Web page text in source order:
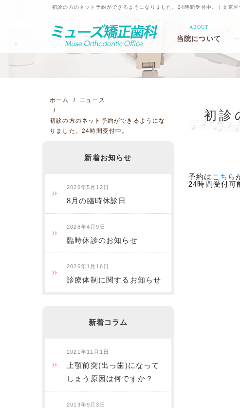
初診の方のネット予約ができるようになりました。24時間受付中。｜文京
ABOUT
当院について
ミューズ矯正歯科
のコンセプト
院長紹介
スタッフ紹介
初診
予約は こちら
24時間受付可
ホーム ニュース
初診の方のネット予約ができるようにな
りました。24時間受付中。
新着お知らせ
2026年5月12日
8月の臨時休診日
2026年4月9日
臨時休診のお知らせ
2026年1月16日
診療体制に関するお知らせ
新着コラム
2021年11月1日
上顎前突(出っ歯)になって
しまう原因は何ですか？
2019年9月3日